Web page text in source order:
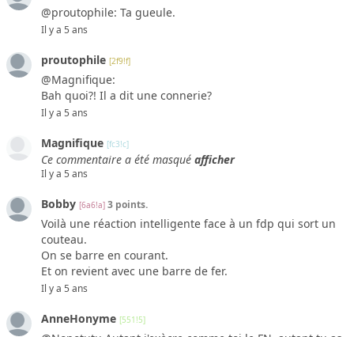
@proutophile: Ta gueule.
Il y a 5 ans
proutophile [2f9!f]
@Magnifique:
Bah quoi?! Il a dit une connerie?
Il y a 5 ans
Magnifique [fc3!c]
Ce commentaire a été masqué afficher
Il y a 5 ans
Bobby [6a6!a] 3 points.
Voilà une réaction intelligente face à un fdp qui sort un
couteau.
On se barre en courant.
Et on revient avec une barre de fer.
Il y a 5 ans
AnneHonyme [551!5]